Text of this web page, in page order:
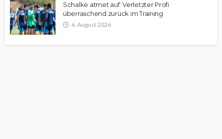
Schalke atmet auf: Verletzter Profi
überraschend zurück im Training
6. August 2026